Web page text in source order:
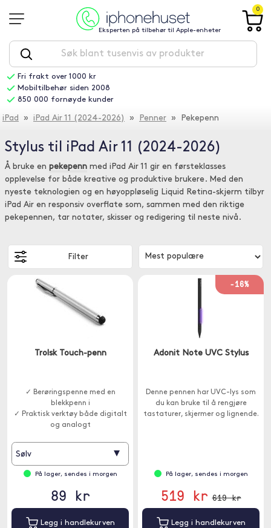
Eksperten på tilbehør til Apple-enheter
0
Fri frakt over 1000 kr
Mobiltilbehør siden 2008
850 000 fornøyde kunder
iPad » iPad Air 11 (2024-2026) » Penner » Pekepenn
Stylus til iPad Air 11 (2024-2026)
Å bruke en pekepenn med iPad Air 11 gir en førsteklasses
opplevelse for både kreative og produktive brukere. Med den
nyeste teknologien og en høyoppløselig Liquid Retina-skjerm tilbyr
iPad Air en responsiv overflate som, sammen med den riktige
pekepennen, tar notater, skisser og redigering til neste nivå.
Filter
Trolsk Touch-penn
✓ Berøringspenne med en
blekkpenn i
✓ Praktisk verktøy både digitalt
og analogt
Sølv ▾
På lager, sendes i morgen
89 kr
Legg i handlekurven
-16%
Adonit Note UVC Stylus
Denne pennen har UVC-lys som
du kan bruke til å rengjøre
tastaturer, skjermer og lignende.
På lager, sendes i morgen
519 kr 619 kr
Legg i handlekurven